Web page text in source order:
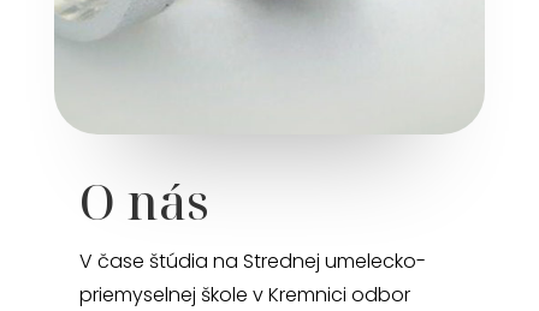
O nás
V čase štúdia na Strednej umelecko-
priemyselnej škole v Kremnici odbor